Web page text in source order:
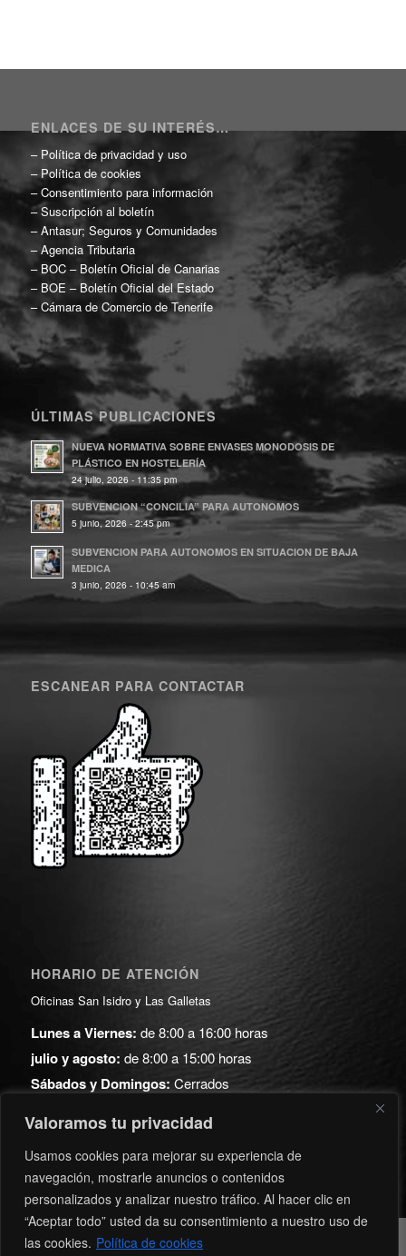
Valoramos tu privacidad
Usamos cookies para mejorar su experiencia de
navegación, mostrarle anuncios o contenidos
personalizados y analizar nuestro tráfico. Al hacer clic en
“Aceptar todo” usted da su consentimiento a nuestro uso de
las cookies. Política de cookies
ENLACES DE SU INTERÉS…
– Política de privacidad y uso
– Política de cookies
–Consentimiento para información
–Suscripción al boletín
–Antasur; Seguros y Comunidades
–Agencia Tributaria
– BOC – Boletín Oficial de Canarias
– BOE – Boletín Oficial del Estado
–Cámara de Comercio de Tenerife
ÚLTIMAS PUBLICACIONES
NUEVA NORMATIVA SOBRE ENVASES MONODOSIS DE
PLÁSTICO EN HOSTELERÍA
24 julio, 2026 - 11:35 pm
SUBVENCION “CONCILIA” PARA AUTONOMOS
5 junio, 2026 - 2:45 pm
SUBVENCION PARA AUTONOMOS EN SITUACION DE BAJA
MEDICA
3 junio, 2026 - 10:45 am
ESCANEAR PARA CONTACTAR
HORARIO DE ATENCIÓN
Oficinas San Isidro y Las Galletas
Lunes a Viernes: de 8:00 a 16:00 horas
julio y agosto: de 8:00 a 15:00 horas
Sábados y Domingos: Cerrados